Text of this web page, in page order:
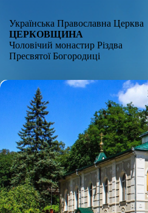
Українська Православна Церква
ЦЕРКОВЩИНА
Чоловічий монастир Різдва
Пресвятої Богородиці